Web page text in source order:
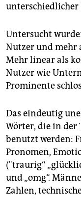
unterschiedlicher
Untersucht
Nutzer und mehr
Mehr linear als
Nutzer wie
Prominente
Das eindeutig
Wörter, die in der
benutzt werden:
Pronomen,
("traurig“
und „omg“.
Zahlen,